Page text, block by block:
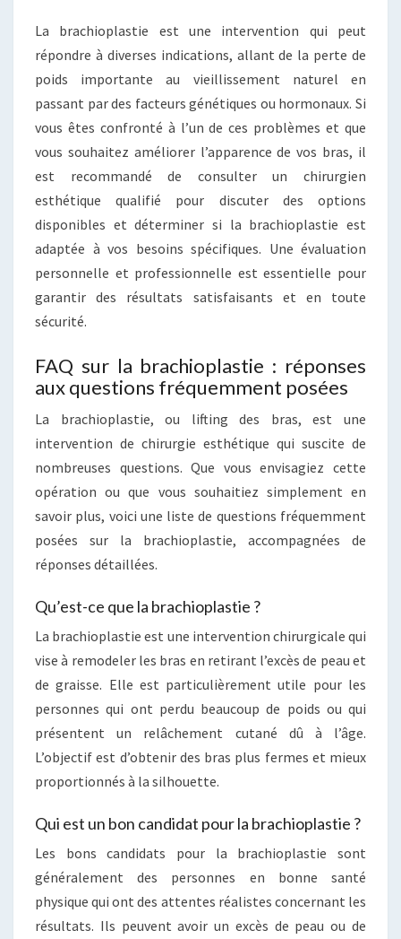
La brachioplastie est une intervention qui peut
répondre à diverses indications, allant de la perte de
poids importante au vieillissement naturel en
passant par des facteurs génétiques ou hormonaux. Si
vous êtes confronté à l’un de ces problèmes et que
vous souhaitez améliorer l’apparence de vos bras, il
est recommandé de consulter un chirurgien
esthétique qualifié pour discuter des options
disponibles et déterminer si la brachioplastie est
adaptée à vos besoins spécifiques. Une évaluation
personnelle et professionnelle est essentielle pour
garantir des résultats satisfaisants et en toute
sécurité.
FAQ sur la brachioplastie : réponses
aux questions fréquemment posées
La brachioplastie, ou lifting des bras, est une
intervention de chirurgie esthétique qui suscite de
nombreuses questions. Que vous envisagiez cette
opération ou que vous souhaitiez simplement en
savoir plus, voici une liste de questions fréquemment
posées sur la brachioplastie, accompagnées de
réponses détaillées.
Qu’est-ce que la brachioplastie ?
La brachioplastie est une intervention chirurgicale qui
vise à remodeler les bras en retirant l’excès de peau et
de graisse. Elle est particulièrement utile pour les
personnes qui ont perdu beaucoup de poids ou qui
présentent un relâchement cutané dû à l’âge.
L’objectif est d’obtenir des bras plus fermes et mieux
proportionnés à la silhouette.
Qui est un bon candidat pour la brachioplastie ?
Les bons candidats pour la brachioplastie sont
généralement des personnes en bonne santé
physique qui ont des attentes réalistes concernant les
résultats. Ils peuvent avoir un excès de peau ou de